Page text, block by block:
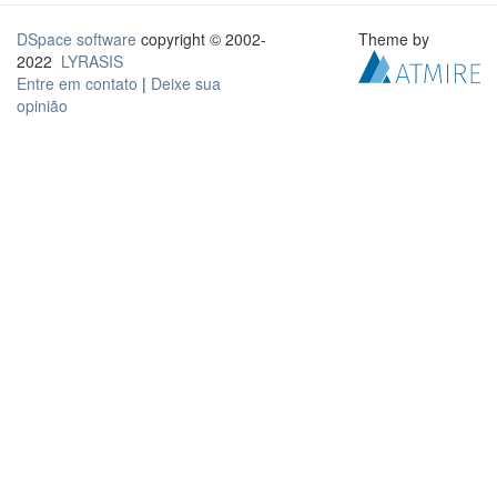
DSpace software copyright © 2002-
2022 LYRASIS
Entre em contato | Deixe sua
opinião
Theme by